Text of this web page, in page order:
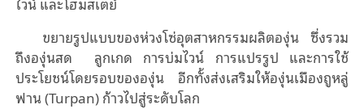
ขยายรูปแบบของห่วงโซ่อุตสาหกรรมผลิตองุ่น ซึ่งรวม
ถึงองุ่นสด ลูกเกด การบ่มไวน์ การแปรรูป และการใช้
ประโยชน์โดยรอบขององุ่น อีกทั้งส่งเสริมให้องุ่นเมืองถูหลู่
ฟาน (Turpan) ก้าวไปสู่ระดับโลก